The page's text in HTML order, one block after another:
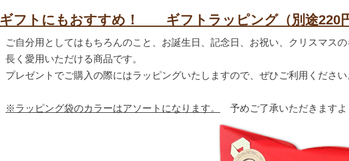
ギフトにもおすすめ！ ギフトラッピング（別途220円
ご自分用としてはもちろんのこと、お誕生日、記念日、お祝い、クリスマス
長く愛用いただける商品です。
プレゼントでご購入の際にはラッピングいたしますので、ぜひご利用ください
※ラッピング袋のカラーはアソートになります。 予めご了承いただきますよ